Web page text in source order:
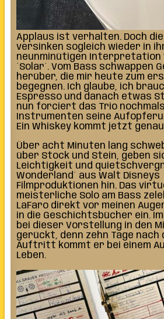
Applaus ist verhalten. Doch
versinken sogleich wieder in
neunminütigen Interpretation
´Solar´. Vom Bass schwappen
herüber, die mir heute zum
begegnen. Ich glaube, ich
Espresso und danach etwas
nun forciert das Trio
Instrumenten seine
Ein Whiskey kommt jetzt
Über acht Minuten lang
über Stock und Stein, geben
Leichtigkeit und
Wonderland´ aus Walt Disneys
Filmproduktionen hin. Das
meisterliche Solo am Bass
LaFaro direkt vor meinen
in die Geschichtsbücher ein.
bei dieser Vorstellung in den
gerückt, denn zehn Tage nach
Auftritt kommt er bei einem
Leben.